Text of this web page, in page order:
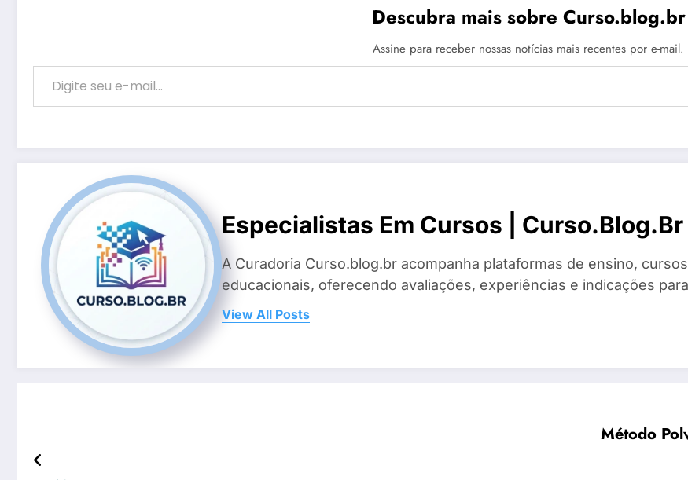
Descubra mais sobre Curso.blog.br
Assine para receber nossas notícias mais recentes por e-mail.
Digite seu e-mail…
Especialistas Em Cursos | Curso.blog.br
A Curadoria Curso.blog.br acompanha plataformas de ensino,
educacionais, oferecendo avaliações, experiências e indicações
View All Posts
Método